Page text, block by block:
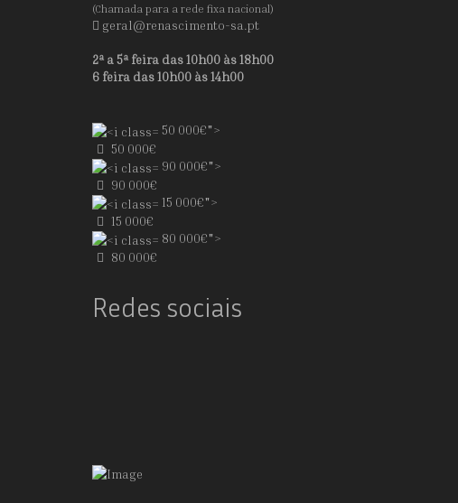
(Chamada para a rede fixa nacional)
geral@renascimento-sa.pt
2ª a 5ª feira das 10h00 às 18h00
6 feira das 10h00 às 14h00
50 000€">
50 000€
90 000€">
90 000€
15 000€">
15 000€
80 000€">
80 000€
Redes sociais